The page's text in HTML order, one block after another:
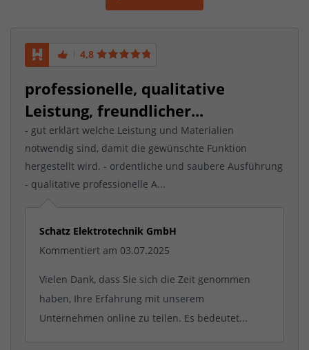
4,8
professionelle, qualitative
Leistung, freundlicher...
- gut erklärt welche Leistung und Materialien
notwendig sind, damit die gewünschte Funktion
hergestellt wird. - ordentliche und saubere Ausführung
- qualitative professionelle A...
Schatz Elektrotechnik GmbH
Kommentiert am 03.07.2025
Vielen Dank, dass Sie sich die Zeit genommen
haben, Ihre Erfahrung mit unserem
Unternehmen online zu teilen. Es bedeutet...